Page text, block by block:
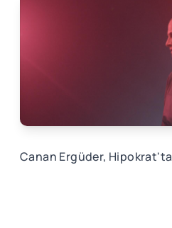
Canan Ergüder, Hipokrat'ta